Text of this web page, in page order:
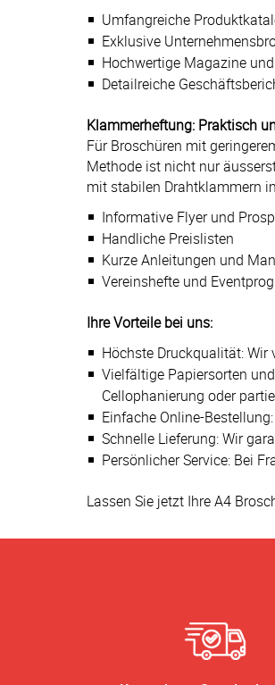
Umfangreiche
Exklusive
Hochwertige Magazine
Detailreiche
Klammerheftung: Praktisch
Für Broschüren mit
Methode ist nicht nur
mit stabilen Drahtklammern
Informative Flyer und
Handliche Preislisten
Kurze Anleitungen und
Vereinshefte und
Ihre Vorteile bei uns:
Höchste Druckqualität:
Vielfältige Papiersorten
Cellophanierung oder
Einfache Online-
Schnelle Lieferung: Wir
Persönlicher Service: Bei
Lassen Sie jetzt Ihre A4